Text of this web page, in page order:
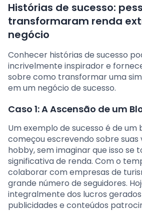
Histórias de sucesso:
transformaram renda
negócio
Conhecer histórias de sucesso
incrivelmente inspirador e
sobre como transformar uma
em um negócio de sucesso.
Caso 1: A Ascensão de um
Um exemplo de sucesso é de um
começou escrevendo sobre suas
hobby, sem imaginar que isso se
significativa de renda. Com o
colaborar com empresas de
grande número de seguidores.
integralmente dos lucros
publicidades e conteúdos